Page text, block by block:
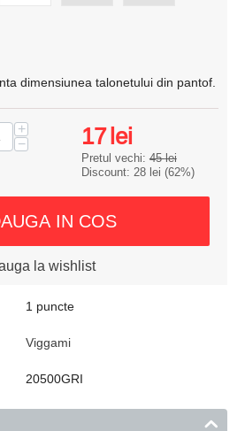
dimensiunea talonetului din pantof.
+
−
17lei
Pretul vechi:45 lei
Discount: 28 lei (62%)
IN COS
la wishlist
1 puncte
Viggami
20500GRI